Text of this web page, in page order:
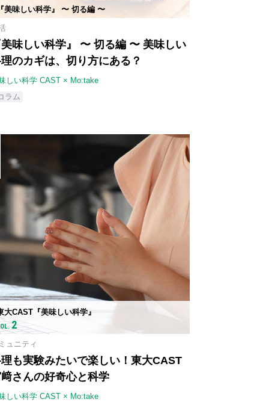
美味しい科学』 〜 切る編 〜
味しい科学』 〜 切る編 〜 美味しい
のカギは、切り方にある？
しい科学 CAST × Mo:take
ラム
大CAST『美味しい科学』
2
ュニティ
も実験みたいで楽しい！東大CAST
さんの好奇心と科学
しい科学 CAST × Mo:take